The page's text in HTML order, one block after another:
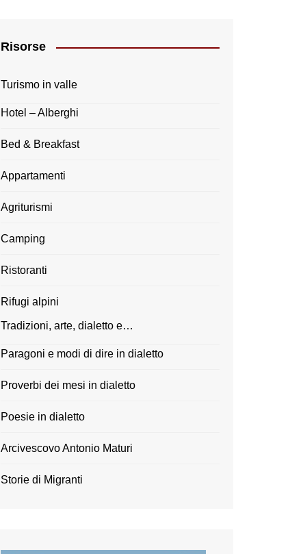
Risorse
Turismo in valle
Hotel – Alberghi
Bed & Breakfast
Appartamenti
Agriturismi
Camping
Ristoranti
Rifugi alpini
Tradizioni, arte, dialetto e…
Paragoni e modi di dire in dialetto
Proverbi dei mesi in dialetto
Poesie in dialetto
Arcivescovo Antonio Maturi
Storie di Migranti